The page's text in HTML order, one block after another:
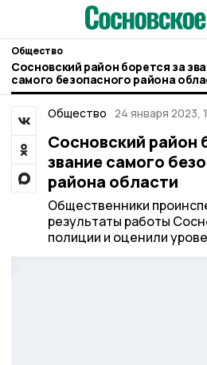
Общество
Сосновский район борется за
самого безопасного района
Общество 24 января 2023,
Сосновский район
звание самого
района области
Общественники
результаты работы
полиции и оценили